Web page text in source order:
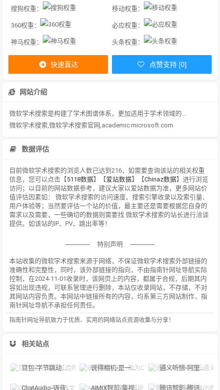
搜狗权重： 移动权重：
360权重： 必应权重：
神马权重： 头条权重：
快速直达 点赞支持 [0]
网站介绍
微软学术搜索是构建了学术图谱体系，更加适用于学术领域的...
微软学术搜索,微软学术搜索官网,academic.microsoft.com
数据评估
目前微软学术搜索的浏览人数已达到216，如需要查询该站的相关权重
信息，您可以点击【5118数据】【爱站数据】【Chinaz数据】进行浏览
访问；以目前的网站数据参考，建议大家以爱站数据为准，更多网站价
值评估因素如： 微软学术搜索的访问速度、搜索引擎收录以及索引量、
用户体验等；当然要评估一个站的价值，最主要还是需要根据您自身的
需求以及需要，一些确切的数据则需要找 微软学术搜索的站长进行洽谈
提供。如该站的IP、PV、跳出率等！
特别声明
本站收集的微软学术搜索来源于网络，不保证微软学术搜索外部链接的
准确性和完整性，同时，该外部链接的指向，不由指南针网址导航实际
控制，在2024-11-01收录时，该网页上的内容，都属于合规，后期其内
容如出现违规，可联系管理进行删除，本站仅收录网站，不存储，不对
其网站内容负责。本网站中链接所有的内容，均系第三方网站制作，指
南针网址导航不承担任何责任。
指南针网址导航致力于优质、实用的网络站点资源收集与分享！
相关站点
豆包-字节跳动打造的多功能AI对话工具 说得相机-是一款为口播视频创作者量身定制的智能拍摄工具 通义听悟-阿里云通义听悟是聚焦音视频内容的工作学习AI助手
ChatAudio-语音转文字 + 总结 + 对话 AIMIX智剪-集视频批量混剪、文案、字幕生成、语音合成等短视频运营功能于一 腾讯智影-腾讯推出的在线智能视频创作平台